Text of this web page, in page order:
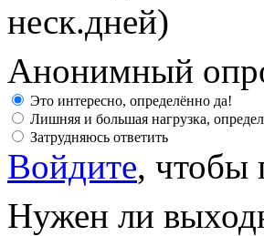
неск.дней)
Анонимный
Это интересно, определённо да!
Лишняя и большая нагрузка,
Затрудняюсь ответить
Войдите, чтобы
Нужен ли